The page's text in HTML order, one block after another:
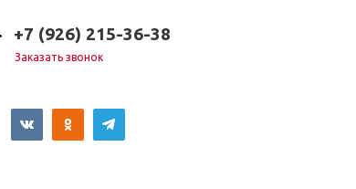
+7 (926) 215-36-38
Заказать звонок